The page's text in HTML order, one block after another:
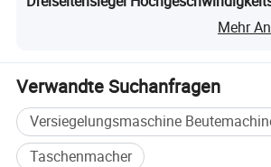
Mehr
Verwandte Suchanfragen
Versiegelungsmaschine
Taschenmacher